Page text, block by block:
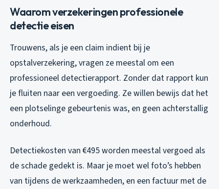
Waarom verzekeringen professionele
detectie eisen
Trouwens, als je een claim indient bij je
opstalverzekering, vragen ze meestal om een
professioneel detectierapport. Zonder dat rapport kun
je fluiten naar een vergoeding. Ze willen bewijs dat het
een plotselinge gebeurtenis was, en geen achterstallig
onderhoud.
Detectiekosten van €495 worden meestal vergoed als
de schade gedekt is. Maar je moet wel foto’s hebben
van tijdens de werkzaamheden, en een factuur met de